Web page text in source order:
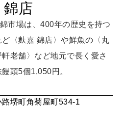
Love Holoscope
タロットメッセージ
る、考える
MAMA
もいろいろ
錦店
市場は、400年の歴史を持つ
〈麩嘉 錦店〉や鮮魚の〈丸
老舗〉など地元で長く愛さ
頭5個1,050円。
堺町角菊屋町534-1